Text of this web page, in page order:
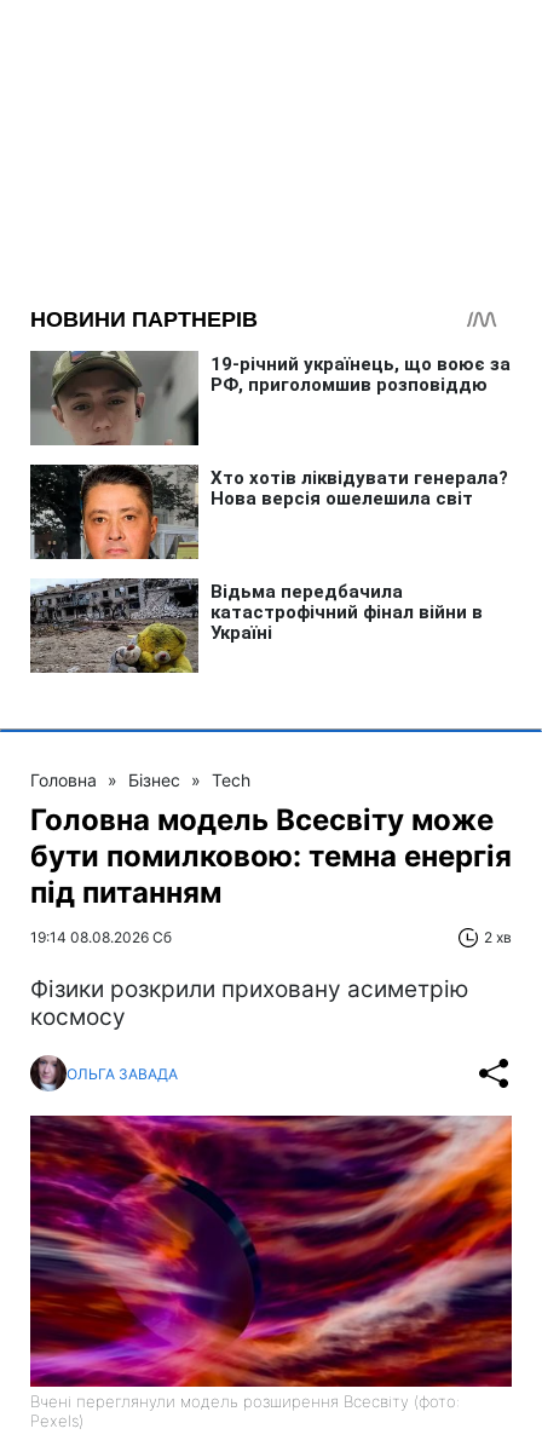
Головна » Бізнес » Tech
Головна модель Всесвіту може
бути помилковою: темна енергія
під питанням
19:14 08.08.2026 Сб 2 хв
Фізики розкрили приховану асиметрію
космосу
ОЛЬГА ЗАВАДА
Вчені переглянули модель розширення Всесвіту (фото:
Pexels)